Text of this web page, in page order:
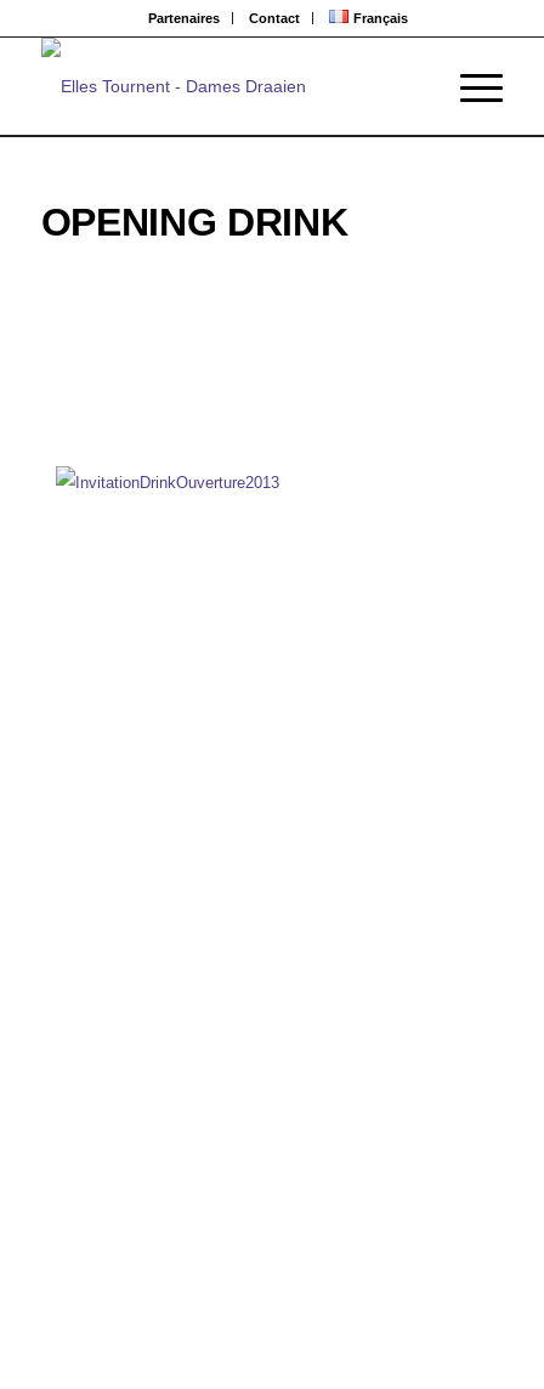
Partenaires Contact Français
OPENING DRINK